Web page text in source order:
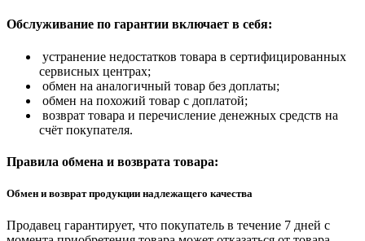
Обслуживание по гарантии включает в себя:
устранение недостатков товара в сертифицированных
сервисных центрах;
обмен на аналогичный товар без доплаты;
обмен на похожий товар с доплатой;
возврат товара и перечисление денежных средств на
счёт покупателя.
Правила обмена и возврата товара:
Обмен и возврат продукции надлежащего качества
Продавец гарантирует, что покупатель в течение 7 дней с